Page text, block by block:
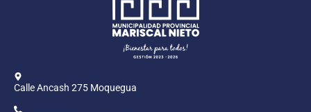
Calle Ancash 275 Moquegua